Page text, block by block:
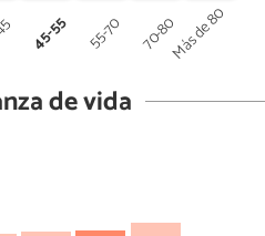
45-55 55-70 70-80Más de 80
de vida